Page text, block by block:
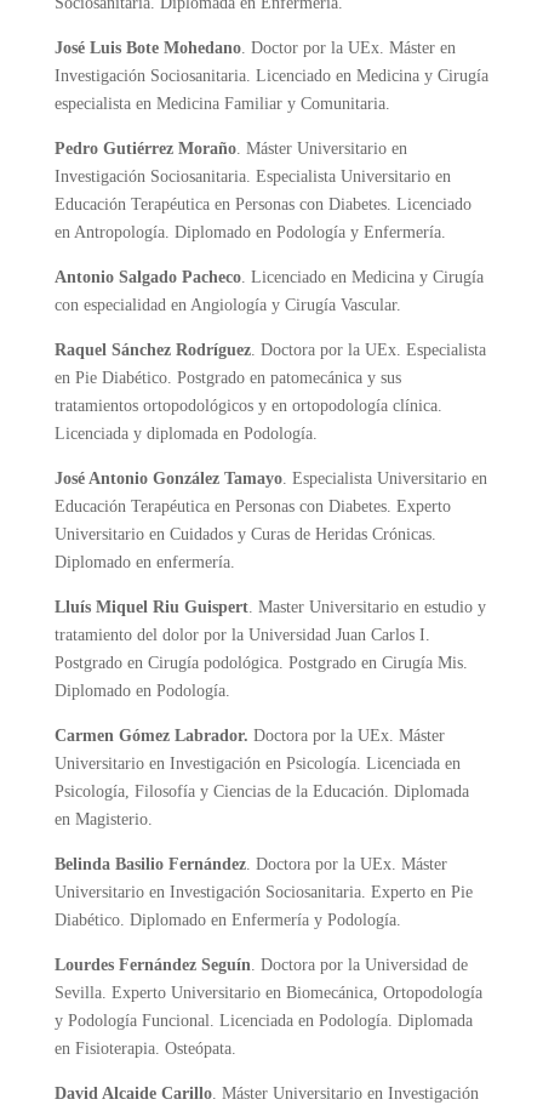
José Luis Bote Mohedano. Doctor por la UEx. Máster en
Investigación Sociosanitaria. Licenciado en Medicina y Cirugía
especialista en Medicina Familiar y Comunitaria.
Pedro Gutiérrez Moraño. Máster Universitario en
Investigación Sociosanitaria. Especialista Universitario en
Educación Terapéutica en Personas con Diabetes. Licenciado
en Antropología. Diplomado en Podología y Enfermería.
Antonio Salgado Pacheco. Licenciado en Medicina y Cirugía
con especialidad en Angiología y Cirugía Vascular.
Raquel Sánchez Rodríguez. Doctora por la UEx. Especialista
en Pie Diabético. Postgrado en patomecánica y sus
tratamientos ortopodológicos y en ortopodología clínica.
Licenciada y diplomada en Podología.
José Antonio González Tamayo. Especialista Universitario en
Educación Terapéutica en Personas con Diabetes. Experto
Universitario en Cuidados y Curas de Heridas Crónicas.
Diplomado en enfermería.
Lluís Miquel Riu Guispert. Master Universitario en estudio y
tratamiento del dolor por la Universidad Juan Carlos I.
Postgrado en Cirugía podológica. Postgrado en Cirugía Mis.
Diplomado en Podología.
Carmen Gómez Labrador. Doctora por la UEx. Máster
Universitario en Investigación en Psicología. Licenciada en
Psicología, Filosofía y Ciencias de la Educación. Diplomada
en Magisterio.
Belinda Basilio Fernández. Doctora por la UEx. Máster
Universitario en Investigación Sociosanitaria. Experto en Pie
Diabético. Diplomado en Enfermería y Podología.
Lourdes Fernández Seguín. Doctora por la Universidad de
Sevilla. Experto Universitario en Biomecánica, Ortopodología
y Podología Funcional. Licenciada en Podología. Diplomada
en Fisioterapia. Osteópata.
David Alcaide Carillo. Máster Universitario en Investigación